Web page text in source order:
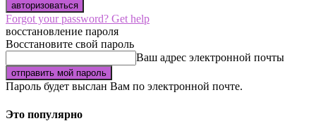
Forgot your password? Get help
восстановление пароля
Восстановите свой пароль
Ваш адрес электронной почты
Пароль будет выслан Вам по электронной почте.
Это популярно